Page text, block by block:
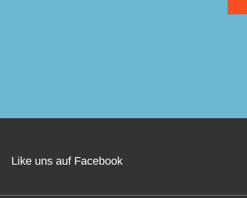
Like uns auf Facebook